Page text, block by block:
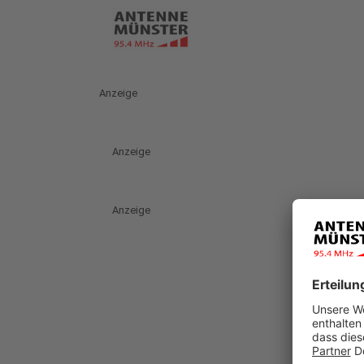
Anzeige
Anzeige
Anzeige